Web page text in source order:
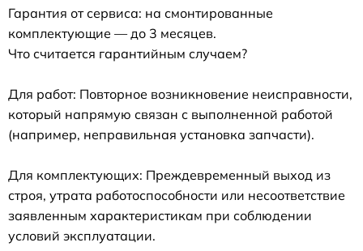
Гарантия от сервиса: на смонтированные
комплектующие — до 3 месяцев.
Что считается гарантийным случаем?
Для работ: Повторное возникновение неисправности,
который напрямую связан с выполненной работой
(например, неправильная установка запчасти).
Для комплектующих: Преждевременный выход из
строя, утрата работоспособности или несоответствие
заявленным характеристикам при соблюдении
условий эксплуатации.